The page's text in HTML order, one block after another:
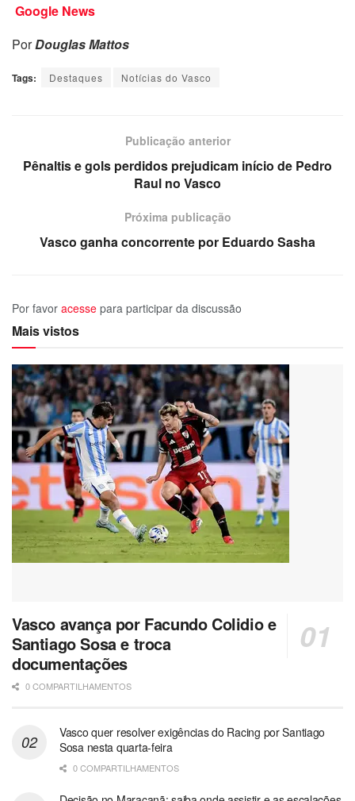
Google News
PorDouglas Mattos
Tags: Destaques Notícias do Vasco
Publicação anterior
Pênaltis e gols perdidos prejudicam início de Pedro
Raul no Vasco
Próxima publicação
Vasco ganha concorrente por Eduardo Sasha
Por favor acesse para participar da discussão
Mais vistos
Vasco avança por Facundo Colidio e
Santiago Sosa e troca
documentações
0 COMPARTILHAMENTOS
Vasco quer resolver exigências do Racing por Santiago
Sosa nesta quarta-feira
0 COMPARTILHAMENTOS